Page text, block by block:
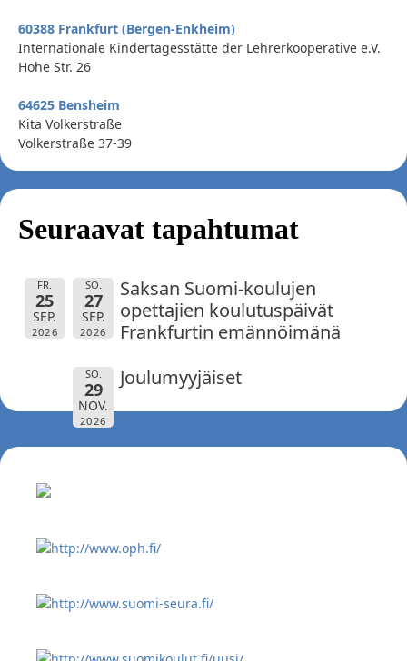
60388 Frankfurt (Bergen-Enkheim)
Internationale Kindertagesstätte der Lehrerkooperative e.V.
Hohe Str. 26
64625 Bensheim
Kita Volkerstraße
Volkerstraße 37-39
Seuraavat tapahtumat
FR.
25
SEP.
2026
SO.
27
SEP.
2026
Saksan Suomi-koulujen
opettajien koulutuspäivät
Frankfurtin emännöimänä
SO.
29
NOV.
2026
Joulumyyjäiset